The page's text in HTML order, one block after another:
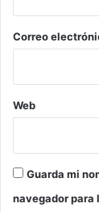
*
Correo
Web
Guarda mi
navegador para